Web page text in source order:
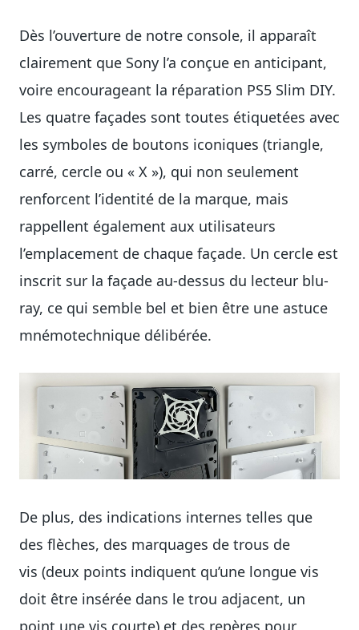
Dès l’ouverture de notre console, il apparaît
clairement que Sony l’a conçue en anticipant,
voire encourageant la réparation PS5 Slim DIY.
Les quatre façades sont toutes étiquetées avec
les symboles de boutons iconiques (triangle,
carré, cercle ou « X »), qui non seulement
renforcent l’identité de la marque, mais
rappellent également aux utilisateurs
l’emplacement de chaque façade. Un cercle est
inscrit sur la façade au-dessus du lecteur blu-
ray, ce qui semble bel et bien être une astuce
mnémotechnique délibérée.
De plus, des indications internes telles que
des flèches, des marquages de trous de
vis (deux points indiquent qu’une longue vis
doit être insérée dans le trou adjacent, un
point une vis courte) et des repères pour